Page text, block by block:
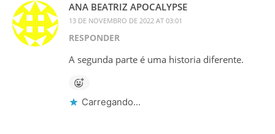
ANA BEATRIZ APOCALYPSE
13 DE NOVEMBRO DE 2022 AT 03:01
RESPONDER
A segunda parte é uma historia diferente.
Carregando...